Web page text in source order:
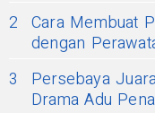
2 Cara Membuat
dengan
3
Persebaya
Drama Adu